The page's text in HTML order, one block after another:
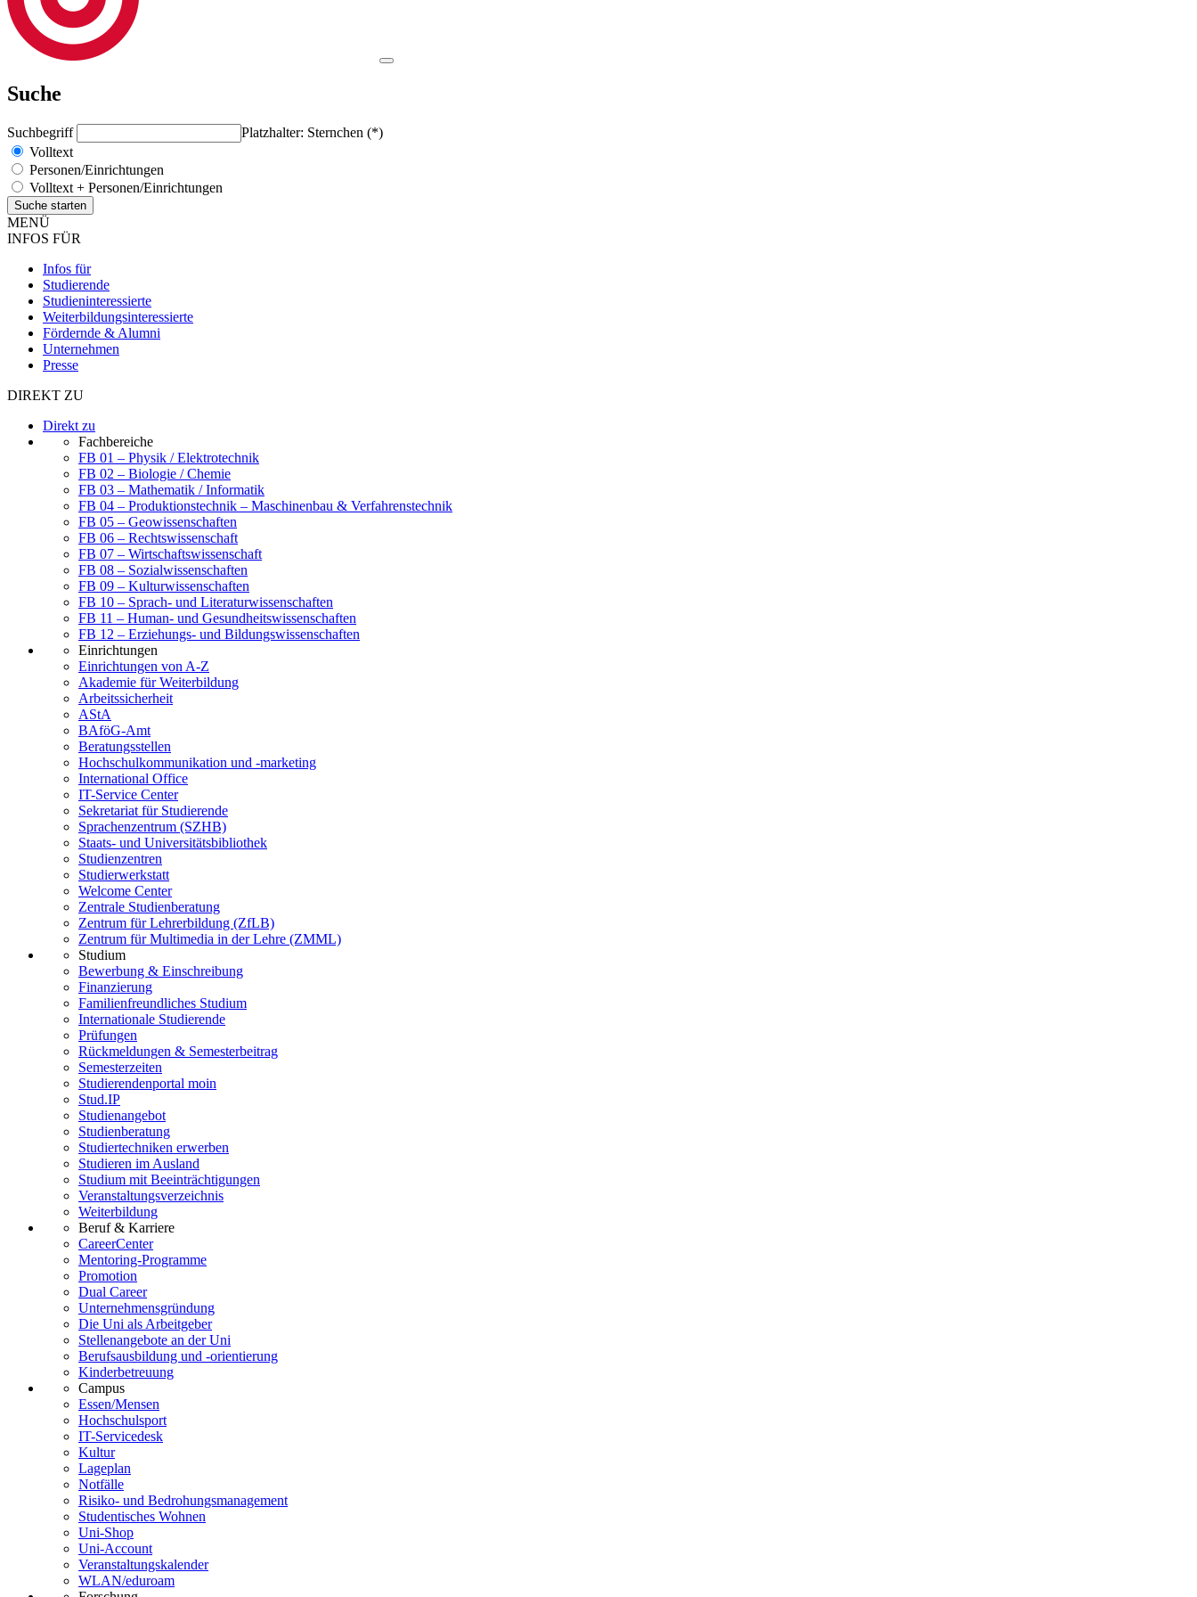
Suche
Suchbegriff
Platzhalter: Sternchen (*)
Volltext
Personen/Einrichtungen
Volltext + Personen/Einrichtungen
MENÜ
INFOS FÜR
Infos für
Studierende
Studieninteressierte
Weiterbildungsinteressierte
Fördernde & Alumni
Unternehmen
Presse
DIREKT ZU
Direkt zu
Fachbereiche
FB 01 – Physik / Elektrotechnik
FB 02 – Biologie / Chemie
FB 03 – Mathematik / Informatik
FB 04 – Produktionstechnik – Maschinenbau & Verfahrenstechnik
FB 05 – Geowissenschaften
FB 06 – Rechtswissenschaft
FB 07 – Wirtschaftswissenschaft
FB 08 – Sozialwissenschaften
FB 09 – Kulturwissenschaften
FB 10 – Sprach- und Literaturwissenschaften
FB 11 – Human- und Gesundheitswissenschaften
FB 12 – Erziehungs- und Bildungswissenschaften
Einrichtungen
Einrichtungen von A-Z
Akademie für Weiterbildung
Arbeitssicherheit
AStA
BAföG-Amt
Beratungsstellen
Hochschulkommunikation und -marketing
International Office
IT-Service Center
Sekretariat für Studierende
Sprachenzentrum (SZHB)
Staats- und Universitätsbibliothek
Studienzentren
Studierwerkstatt
Welcome Center
Zentrale Studienberatung
Zentrum für Lehrerbildung (ZfLB)
Zentrum für Multimedia in der Lehre (ZMML)
Studium
Bewerbung & Einschreibung
Finanzierung
Familienfreundliches Studium
Internationale Studierende
Prüfungen
Rückmeldungen & Semesterbeitrag
Semesterzeiten
Studierendenportal moin
Stud.IP
Studienangebot
Studienberatung
Studiertechniken erwerben
Studieren im Ausland
Studium mit Beeinträchtigungen
Veranstaltungsverzeichnis
Weiterbildung
Beruf & Karriere
CareerCenter
Mentoring-Programme
Promotion
Dual Career
Unternehmensgründung
Die Uni als Arbeitgeber
Stellenangebote an der Uni
Berufsausbildung und -orientierung
Kinderbetreuung
Campus
Essen/Mensen
Hochschulsport
IT-Servicedesk
Kultur
Lageplan
Notfälle
Risiko- und Bedrohungsmanagement
Studentisches Wohnen
Uni-Shop
Uni-Account
Veranstaltungskalender
WLAN/eduroam